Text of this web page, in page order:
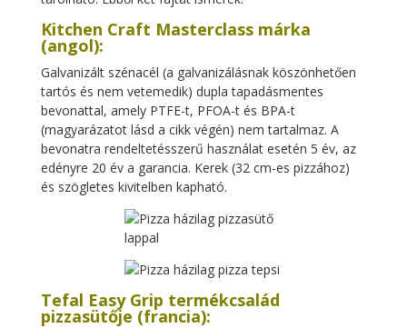
Kitchen Craft Masterclass márka
(angol):
Galvanizált szénacél (a galvanizálásnak köszönhetően
tartós és nem vetemedik) dupla tapadásmentes
bevonattal, amely PTFE-t, PFOA-t és BPA-t
(magyarázatot lásd a cikk végén) nem tartalmaz. A
bevonatra rendeltetésszerű használat esetén 5 év, az
edényre 20 év a garancia. Kerek (32 cm-es pizzához)
és szögletes kivitelben kapható.
Tefal Easy Grip termékcsalád
pizzasütője (francia):